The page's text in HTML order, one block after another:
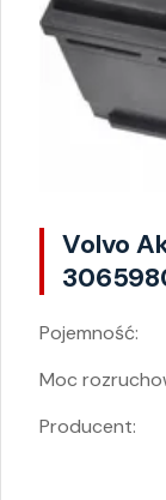
Volvo
Pojemność:
Moc
Producent: